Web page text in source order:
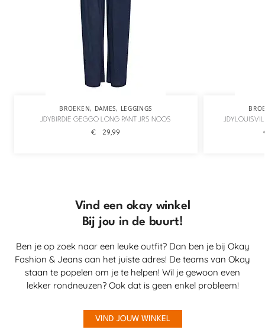
BROEKEN, DAMES, LEGGINGS
JDYBIRDIE GEGGO LONG PANT JRS NOOS
€ 29,99
Vind een okay winkel
Bij jou in de buurt!
Ben je op zoek naar een leuke outfit? Dan ben je bij Okay
Fashion & Jeans aan het juiste adres! De teams van Okay
staan te popelen om je te helpen! Wil je gewoon even
lekker rondneuzen? Ook dat is geen enkel probleem!
VIND JOUW WINKEL